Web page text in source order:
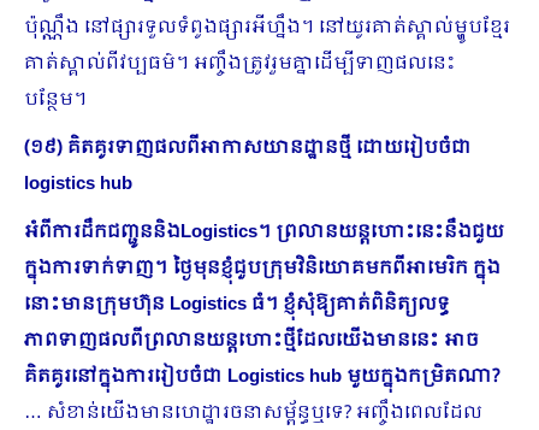
ប៉ុណ្ណឹង នៅផ្សារទួលទំពូងផ្សារអីហ្នឹង។ នៅយូរគាត់ស្គាល់ម្ហូបខ្មែរ
គាត់ស្គាល់ពីវប្បធម៌។ អញ្ចឹងត្រូវរួមគ្នាដើម្បីទាញផលនេះ
បន្ថែម។
(១៩) គិតគូរទាញផលពីអាកាសយានដ្ឋានថ្មី ដោយរៀបចំជា
logistics hub
អំពីការដឹកជញ្ជូននិងLogistics។ ព្រលានយន្តហោះនេះនឹងជួយ
ក្នុងការទាក់ទាញ។ ថ្ងៃមុនខ្ញុំជួបក្រុមវិនិយោគមកពីអាមេរិក ក្នុង
នោះមានក្រុមហ៊ុន Logistics ធំ។ ខ្ញុំសុំឱ្យគាត់ពិនិត្យលទ្ធ
ភាពទាញផលពីព្រលានយន្តហោះថ្មីដែលយើងមាននេះ អាច
គិតគូរនៅក្នុងការរៀបចំជា Logistics hub មួយក្នុងកម្រិតណា?
… សំខាន់យើងមានហេដ្ឋារចនាសម្ព័ន្ធឬទេ? អញ្ចឹងពេលដែល